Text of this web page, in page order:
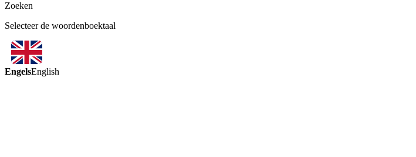
Zoeken
Selecteer de woordenboektaal
EngelsEnglish